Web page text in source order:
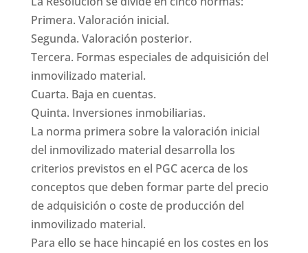
Primera. Valoración inicial.
Segunda. Valoración posterior.
Tercera. Formas especiales de adquisición del
inmovilizado material.
Cuarta. Baja en cuentas.
Quinta. Inversiones inmobiliarias.
La norma primera sobre la valoración inicial
del inmovilizado material desarrolla los
criterios previstos en el PGC acerca de los
conceptos que deben formar parte del precio
de adquisición o coste de producción del
inmovilizado material.
Para ello se hace hincapié en los costes en los